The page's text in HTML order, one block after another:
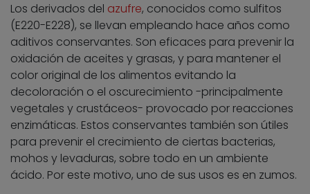
Los derivados del azufre, conocidos como sulfitos
(E220-E228), se llevan empleando hace años como
aditivos conservantes. Son eficaces para prevenir la
oxidación de aceites y grasas, y para mantener el
color original de los alimentos evitando la
decoloración o el oscurecimiento -principalmente
vegetales y crustáceos- provocado por reacciones
enzimáticas. Estos conservantes también son útiles
para prevenir el crecimiento de ciertas bacterias,
mohos y levaduras, sobre todo en un ambiente
ácido. Por este motivo, uno de sus usos es en zumos.